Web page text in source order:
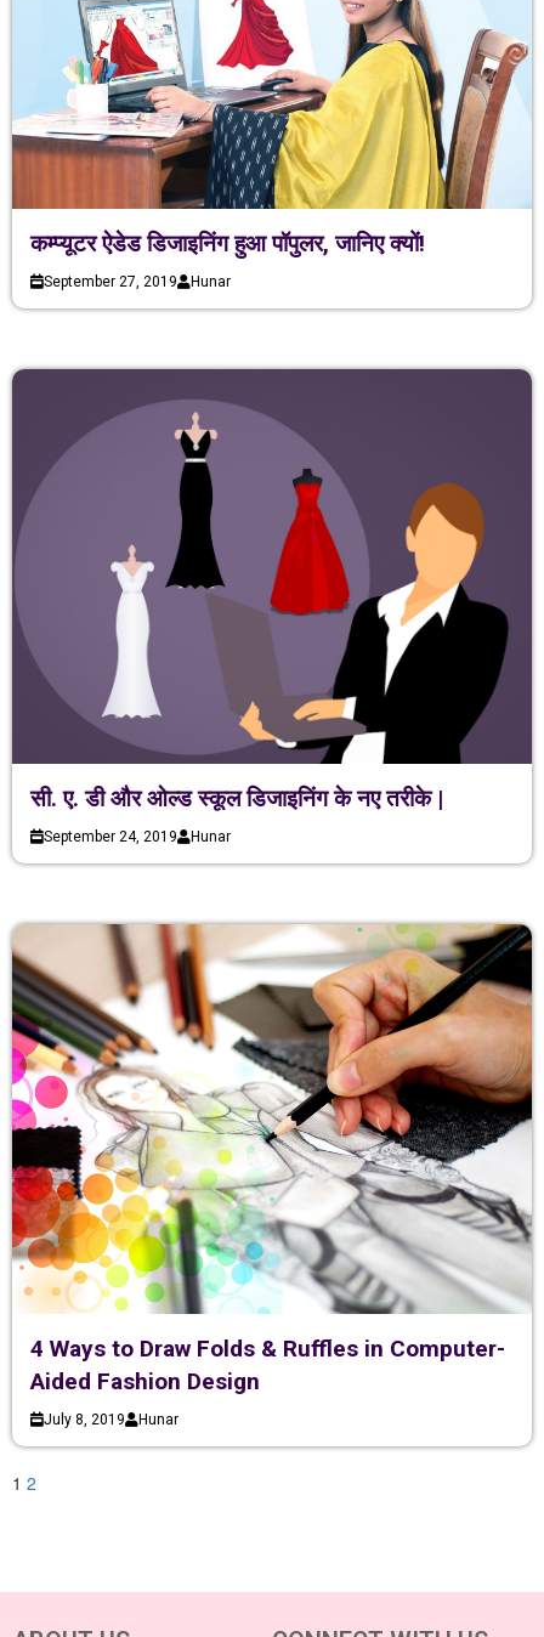
कम्प्यूटर ऐडेड डिजाइनिंग हुआ पॉपुलर, जानिए क्यों!
September 27, 2019 Hunar
सी. ए. डी और ओल्ड स्कूल डिजाइनिंग के नए तरीके |
September 24, 2019 Hunar
4 Ways to Draw Folds & Ruffles in Computer-
Aided Fashion Design
July 8, 2019 Hunar
1 2